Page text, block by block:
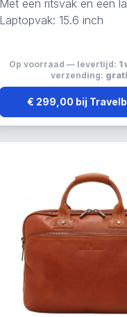
Met een ritsvak en een
Laptopvak: 15.6 inch
Op voorraad — levertijd: 1
verzending:
€ 299,00 bij